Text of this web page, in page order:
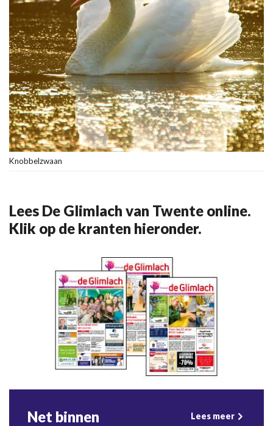
Knobbelzwaan
Lees De Glimlach van Twente online.
Klik op de kranten hieronder.
Net binnen Lees meer